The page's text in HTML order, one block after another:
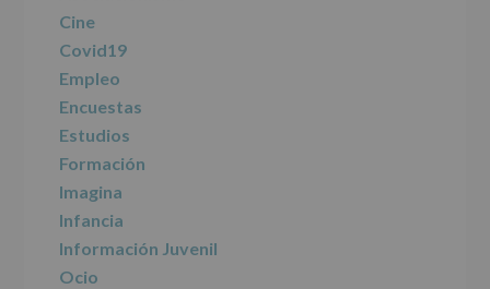
de
datos
personales
INFORMACIÓN
SOBRE
PROTECCIÓN
DE
DATOS
(REGLAMENTO
EUROPEO
2016/679
Cine
Covid19
Empleo
Encuestas
Estudios
Formación
Imagina
Infancia
Información Juvenil
Ocio